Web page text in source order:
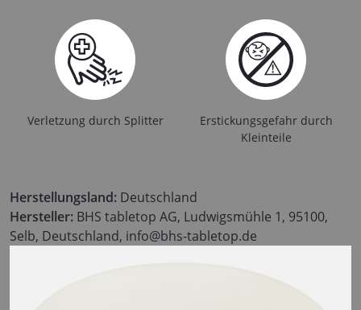
Verletzung durch Splitter
Erstickungsgefahr durch
Kleinteile
Herstellungsland: Deutschland
Hersteller: BHS tabletop AG, Ludwigsmühle 1, 95100,
Selb, Deutschland, info@bhs-tabletop.de